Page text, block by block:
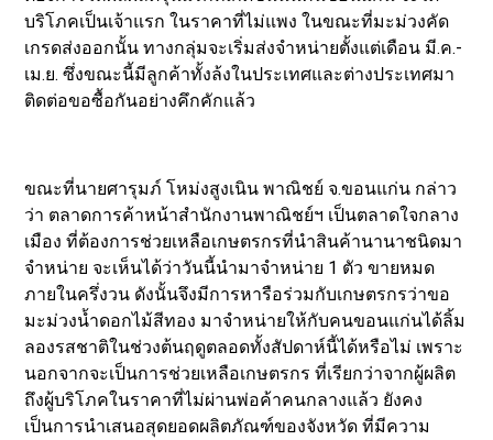
บริโภคเป็นเจ้าแรก ในราคาที่ไม่แพง ในขณะที่มะม่วงคัด
เกรดส่งออกนั้น ทางกลุ่มจะเริ่มส่งจำหน่ายตั้งแต่เดือน มี.ค.-
เม.ย. ซึ่งขณะนี้มีลูกค้าทั้งล้งในประเทศและต่างประเทศมา
ติดต่อขอซื้อกันอย่างคึกคักแล้ว
ขณะที่นายศารุมภ์ โหม่งสูงเนิน พาณิชย์ จ.ขอนแก่น กล่าว
ว่า ตลาดการค้าหน้าสำนักงานพาณิชย์ฯ เป็นตลาดใจกลาง
เมือง ที่ต้องการช่วยเหลือเกษตรกรที่นำสินค้านานาชนิดมา
จำหน่าย จะเห็นได้ว่าวันนี้นำมาจำหน่าย 1 ตัว ขายหมด
ภายในครึ่งวน ดังนั้นจึงมีการหารือร่วมกับเกษตรกรว่าขอ
มะม่วงน้ำดอกไม้สีทอง มาจำหน่ายให้กับคนขอนแก่นได้ลิ้ม
ลองรสชาติในช่วงต้นฤดูตลอดทั้งสัปดาห์นี้ได้หรือไม่ เพราะ
นอกจากจะเป็นการช่วยเหลือเกษตรกร ที่เรียกว่าจากผู้ผลิต
ถึงผู้บริโภคในราคาที่ไม่ผ่านพ่อค้าคนกลางแล้ว ยังคง
เป็นการนำเสนอสุดยอดผลิตภัณฑ์ของจังหวัด ที่มีความ